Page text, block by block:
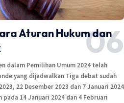
Aturan Hukum dan
dalam Pemilihan Umum 2024 telah
yang dijadwalkan Tiga debat sudah
22 Desember 2023 dan 7 Januari 2024
14 Januari 2024 dan 4 Februari